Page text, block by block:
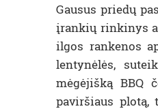
Gausus priedų
įrankių rinkinys
ilgos rankenos
lentynėlės,
mėgėjišką BBQ
paviršiaus